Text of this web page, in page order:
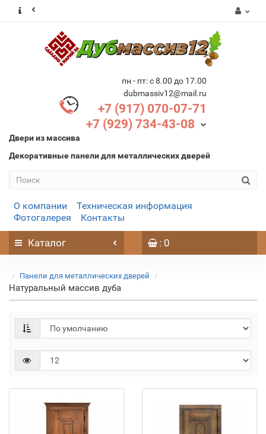
пн - пт: с 8.00 до 17.00
dubmassiv12@mail.ru
+7 (917) 070-07-71
+7 (929) 734-43-08
Двери из массива
Декоративные панели для металлических дверей
О компании
Техническая информация
Фотогалерея
Контакты
Каталог : 0
Панели для металлических дверей
Натуральный массив дуба